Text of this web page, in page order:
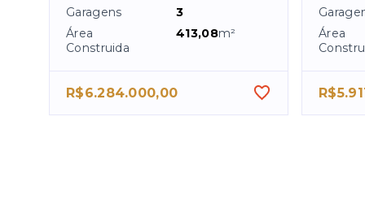
Garagens
3
Área
Construida
413,08m²
R$6.284.000,00
Área